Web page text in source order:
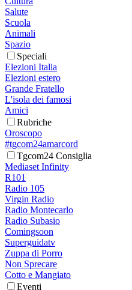
Salute
Scuola
Animali
Spazio
Speciali
Elezioni Italia
Elezioni estero
Grande Fratello
L'isola dei famosi
Amici
Rubriche
Oroscopo
#tgcom24amarcord
Tgcom24 Consiglia
Mediaset Infinity
R101
Radio 105
Virgin Radio
Radio Montecarlo
Radio Subasio
Comingsoon
Superguidatv
Zuppa di Porro
Non Sprecare
Cotto e Mangiato
Eventi